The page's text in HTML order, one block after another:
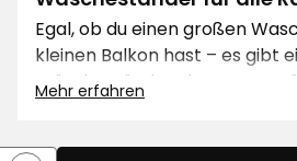
Egal, ob du einen großen
kleinen Balkon hast – es gibt
Wäscheständer, der passt.
Mehr erfahren